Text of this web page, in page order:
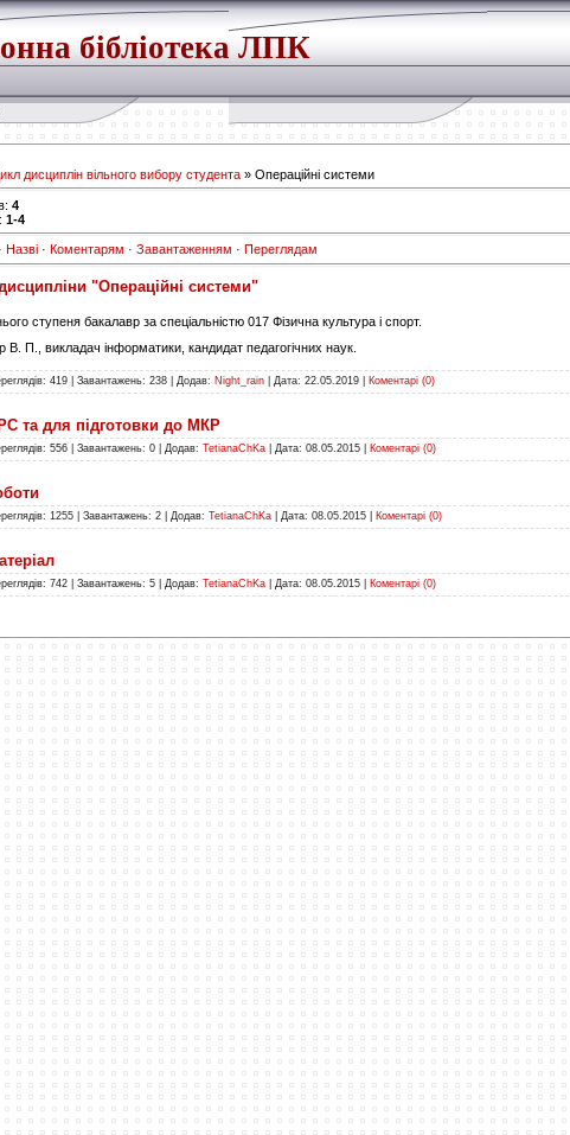
бібліотека ЛПК
дисциплін вільного вибору студента » Операційні системи
: 4
: 1-4
· Назві · Коментарям · Завантаженням · Переглядам
"Операційні системи"
ступеня бакалавр за спеціальністю 017 Фізична культура і спорт.
П., викладач інформатики, кандидат педагогічних наук.
419 Завантажень: 238 Додав: Night_rain Дата: 22.05.2019 Коментарі (0)
та для підготовки до МКР
556 Завантажень: 0 Додав: TetianaChKa Дата: 08.05.2015 Коментарі (0)
1255 Завантажень: 2 Додав: TetianaChKa Дата: 08.05.2015 Коментарі (0)
742 Завантажень: 5 Додав: TetianaChKa Дата: 08.05.2015 Коментарі (0)